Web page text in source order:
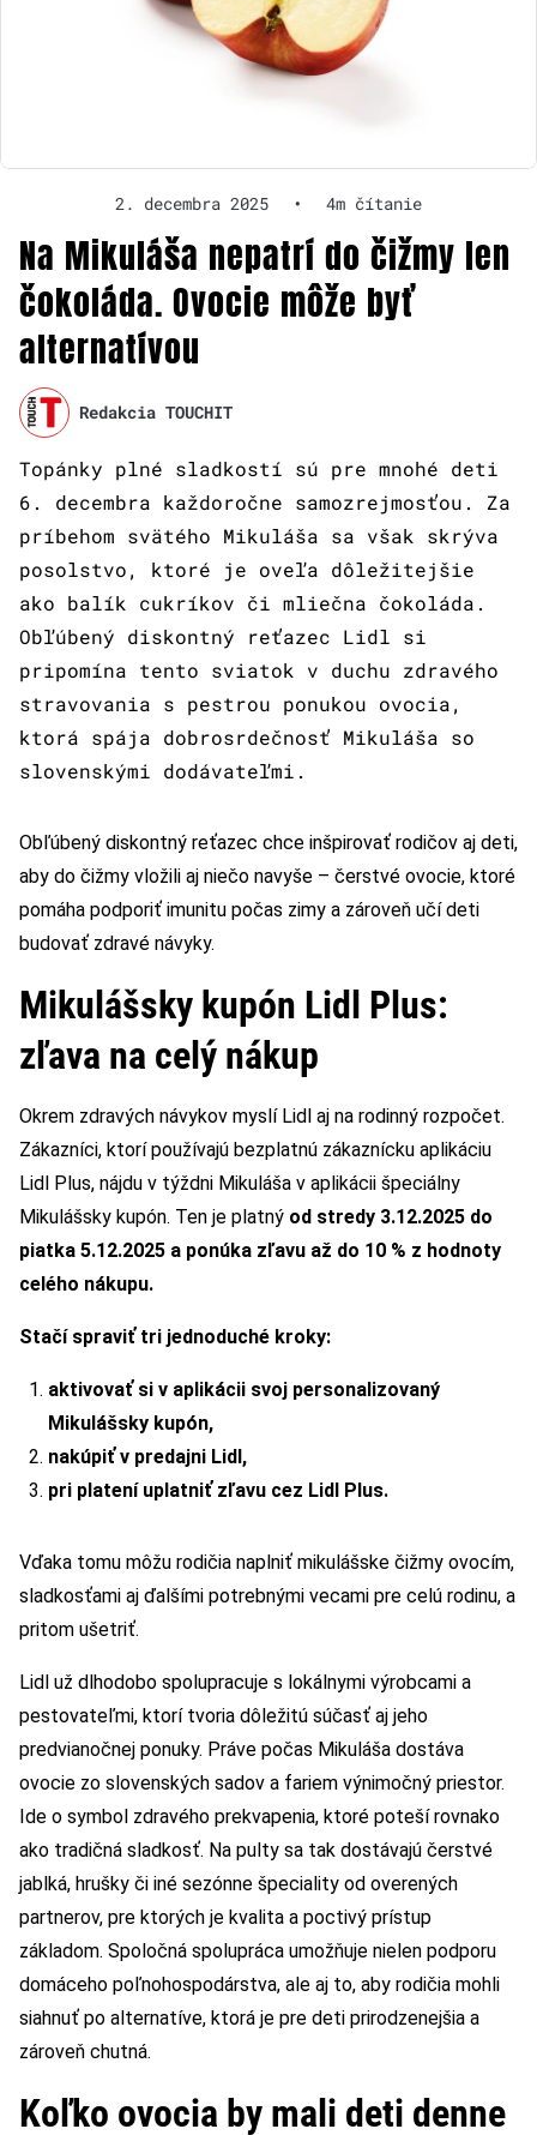
2. decembra 2025 • 4m čítanie
Na Mikuláša nepatrí do čižmy len
čokoláda. Ovocie môže byť
alternatívou
Redakcia TOUCHIT
Topánky plné sladkostí sú pre mnohé deti
6. decembra každoročne samozrejmosťou. Za
príbehom svätého Mikuláša sa však skrýva
posolstvo, ktoré je oveľa dôležitejšie
ako balík cukríkov či mliečna čokoláda.
Obľúbený diskontný reťazec Lidl si
pripomína tento sviatok v duchu zdravého
stravovania s pestrou ponukou ovocia,
ktorá spája dobrosrdečnosť Mikuláša so
slovenskými dodávateľmi.
Obľúbený diskontný reťazec chce inšpirovať rodičov aj deti,
aby do čižmy vložili aj niečo navyše – čerstvé ovocie, ktoré
pomáha podporiť imunitu počas zimy a zároveň učí deti
budovať zdravé návyky.
Mikulášsky kupón Lidl Plus:
zľava na celý nákup
Okrem zdravých návykov myslí Lidl aj na rodinný rozpočet.
Zákazníci, ktorí používajú bezplatnú zákaznícku aplikáciu
Lidl Plus, nájdu v týždni Mikuláša v aplikácii špeciálny
Mikulášsky kupón. Ten je platný od stredy 3.12.2025 do
piatka 5.12.2025 a ponúka zľavu až do 10 % z hodnoty
celého nákupu.
Stačí spraviť tri jednoduché kroky:
aktivovať si v aplikácii svoj personalizovaný
Mikulášsky kupón,
nakúpiť v predajni Lidl,
pri platení uplatniť zľavu cez Lidl Plus.
Vďaka tomu môžu rodičia naplniť mikulášske čižmy ovocím,
sladkosťami aj ďalšími potrebnými vecami pre celú rodinu, a
pritom ušetriť.
Lidl už dlhodobo spolupracuje s lokálnymi výrobcami a
pestovateľmi, ktorí tvoria dôležitú súčasť aj jeho
predvianočnej ponuky. Práve počas Mikuláša dostáva
ovocie zo slovenských sadov a fariem výnimočný priestor.
Ide o symbol zdravého prekvapenia, ktoré poteší rovnako
ako tradičná sladkosť. Na pulty sa tak dostávajú čerstvé
jablká, hrušky či iné sezónne špeciality od overených
partnerov, pre ktorých je kvalita a poctivý prístup
základom. Spoločná spolupráca umožňuje nielen podporu
domáceho poľnohospodárstva, ale aj to, aby rodičia mohli
siahnuť po alternatíve, ktorá je pre deti prirodzenejšia a
zároveň chutná.
Koľko ovocia by mali deti denne